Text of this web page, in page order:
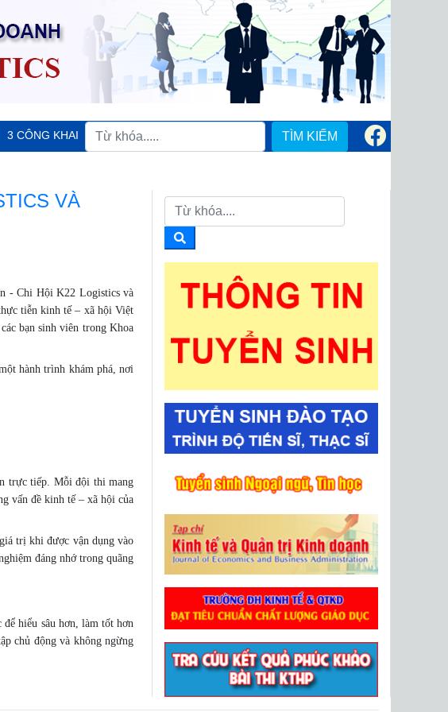
3 CÔNG KHAI TÌM KIẾM
VÀ
- Chi Hội K22 Logistics và
tiễn kinh tế – xã hội Việt
bạn sinh viên trong Khoa
hành trình khám phá, nơi
trực tiếp. Mỗi đội thi mang
vấn đề kinh tế – xã hội của
trị khi được vận dụng vào
đáng nhớ trong quãng
hiểu sâu hơn, làm tốt hơn
chủ động và không ngừng